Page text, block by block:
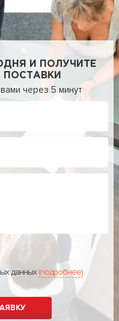
И ПОЛУЧИТЕ
ПОСТАВКИ
через 5 минут
данных(подробнее)